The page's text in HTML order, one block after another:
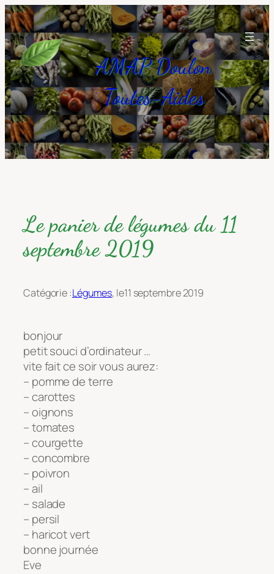
Aller
au
contenu
AMAP Doulon
Toutes-Aides
Le panier de légumes du 11
septembre 2019
Catégorie :Légumes, le11 septembre 2019
bonjour
petit souci d’ordinateur …
vite fait ce soir vous aurez:
– pomme de terre
– carottes
– oignons
– tomates
– courgette
– concombre
– poivron
– ail
– salade
– persil
– haricot vert
bonne journée
Eve